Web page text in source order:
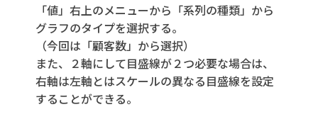
「値」右上のメニューから「系列の種類」から
グラフのタイプを選択する。
（今回は「顧客数」から選択）
また、２軸にして目盛線が２つ必要な場合は、
右軸は左軸とはスケールの異なる目盛線を設定
することができる。